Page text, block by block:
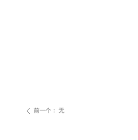
ꄴ 前一个： 无